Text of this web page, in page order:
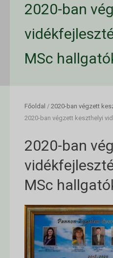
2020-ban
MSc
Főoldal / 2020-ban végzett
2020-ban végzett keszthelyi
2020-ban
MSc